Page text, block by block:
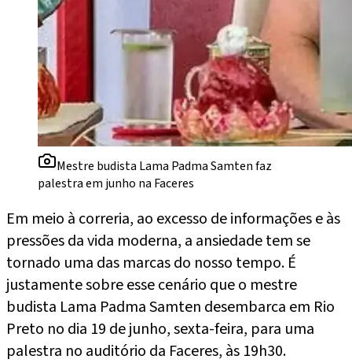
Mestre budista Lama Padma Samten faz
palestra em junho na Faceres
Em meio à correria, ao excesso de informações e às
pressões da vida moderna, a ansiedade tem se
tornado uma das marcas do nosso tempo. É
justamente sobre esse cenário que o mestre
budista Lama Padma Samten desembarca em Rio
Preto no dia 19 de junho, sexta-feira, para uma
palestra no auditório da Faceres, às 19h30.